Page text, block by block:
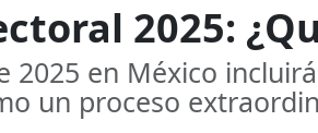
2025:
2025 en México
un proceso